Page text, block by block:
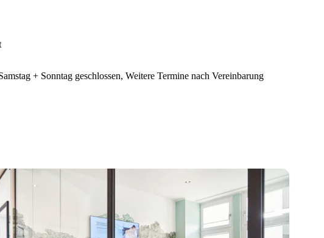
+ Sonntag geschlossen, Weitere Termine nach Vereinbarung